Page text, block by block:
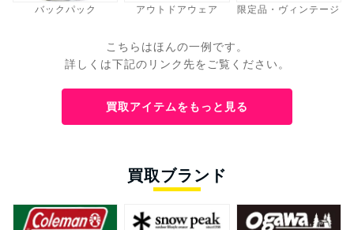
バックパック アウトドアウェア 限定品・ヴィンテージ
こちらはほんの一例です。
詳しくは下記のリンク先をご覧ください。
買取アイテムをもっと見る
買取ブランド